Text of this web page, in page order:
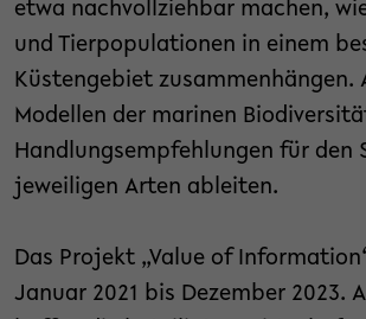
etwa nachvollziehbar machen,
und Tierpopulationen in einem
Küstengebiet zusammenhängen.
Modellen der marinen
Handlungsempfehlungen für den
jeweiligen Arten ableiten.
Das Projekt „Value of
Januar 2021 bis Dezember 2023.